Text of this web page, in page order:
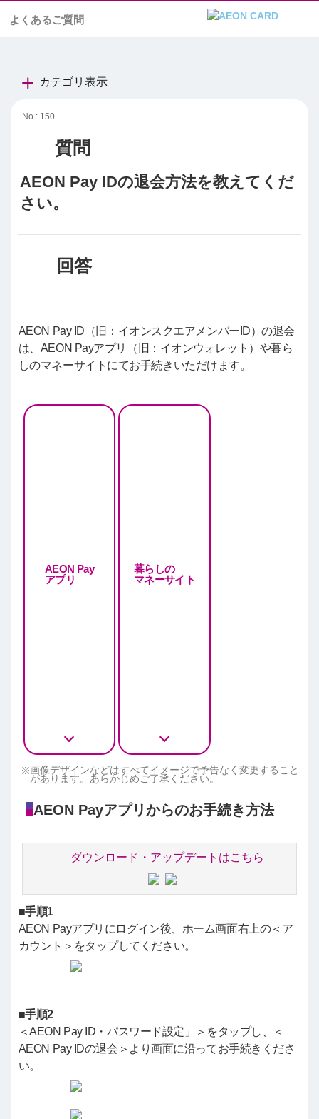
よくあるご質問
カテゴリ表示
No : 150
AEON Pay IDの退会方法を教えてくだ
さい。
AEON Pay ID（旧：イオンスクエアメンバーID）の退会
は、AEON Payアプリ（旧：イオンウォレット）や暮ら
しのマネーサイトにてお手続きいただけます。
AEON Pay
アプリ
暮らしの
マネーサイト
画像デザインなどはすべてイメージで予告なく変更すること
があります。あらかじめご了承ください。
AEON Payアプリからのお手続き方法
ダウンロード・アップデートはこちら
■手順1
AEON Payアプリにログイン後、ホーム画面右上の＜ア
カウント＞をタップしてください。
■手順2
＜AEON Pay ID・パスワード設定」＞をタップし、＜
AEON Pay IDの退会＞より画面に沿ってお手続きくださ
い。